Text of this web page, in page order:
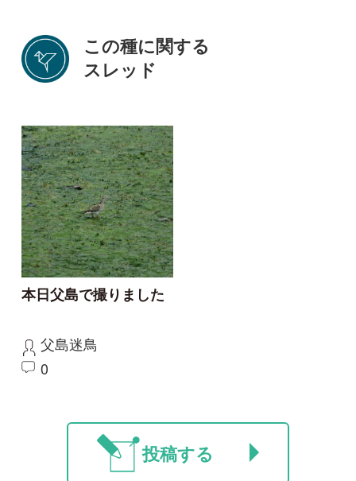
初めての方へ コース一覧
新規会員登録 掲載図鑑一覧
法人・研究機関で
ご利用の方へ
質問・報告掲示板
マイページ
｜有料会員利用規約｜お問い合わせ｜プライバ
シーについて
特定商取引法に基づく表示｜運営会社 ｜インプレスグル